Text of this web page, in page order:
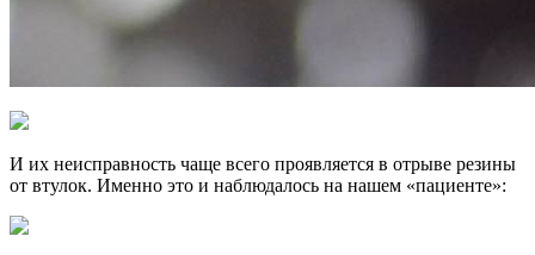
И их неисправность чаще всего проявляется в отрыве резины
от втулок. Именно это и наблюдалось на нашем «пациенте»: